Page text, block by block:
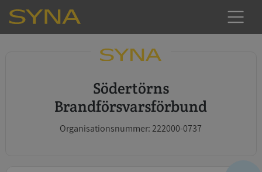
Södertörns
Brandförsvarsförbund
Organisationsnummer: 222000-0737